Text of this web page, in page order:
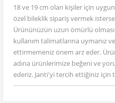
18 ve 19 cm olan kişiler için
özel bileklik sipariş vermek
Ürününüzün uzun ömürlü
kullanım talimatlarına uymanız
ettirmemeniz önem arz eder.
adına ürünlerimize beğeni ve
ederiz. Janti'yi tercih ettiğiniz için